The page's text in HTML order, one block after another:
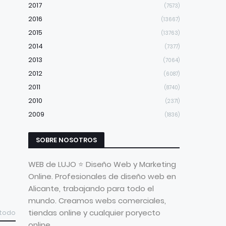
2017 (7573)
2016 (13667)
2015 (13763)
2014 (7377)
2013 (7064)
2012 (6087)
2011 (8740)
2010 (2371)
2009 (1836)
SOBRE NOSOTROS
WEB de LUJO ⭐ Diseño Web y Marketing
Online. Profesionales de diseño web en
Alicante, trabajando para todo el
mundo. Creamos webs comerciales,
tiendas online y cualquier poryecto